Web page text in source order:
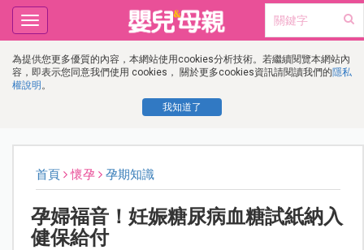
為提供您更多優質的內容，本網站使用cookies分析技術。若繼續閱覽本網站內
容，即表示您同意我們使用 cookies， 關於更多cookies資訊請閱讀我們的隱私
權說明 。
我知道了
Toggle
navigation
首頁 懷孕 孕期知識
孕婦福音！妊娠糖尿病血糖試紙納入
健保給付